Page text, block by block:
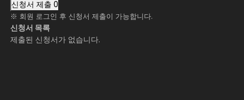
신청서 제출 0
※ 회원 로그인 후 신청서 제출이 가능합니다.
신청서 목록
제출된 신청서가 없습니다.